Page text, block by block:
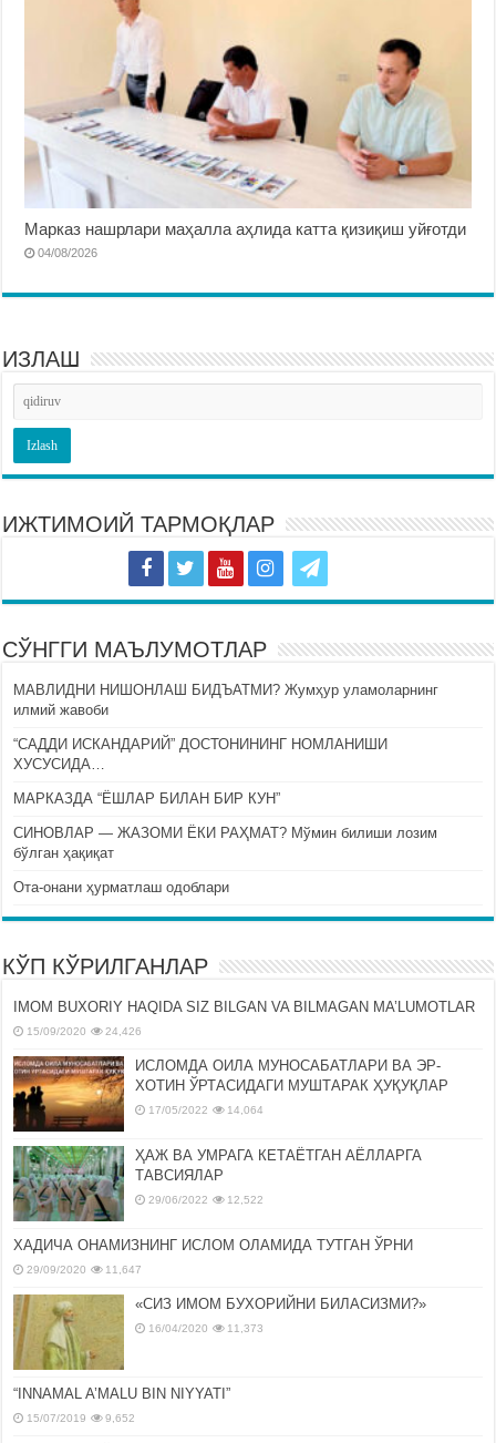
Марказ нашрлари маҳалла аҳлида катта қизиқиш уйғотди
04/08/2026
ИЗЛАШ
ИЖТИМОИЙ ТАРМОҚЛАР
СЎНГГИ МАЪЛУМОТЛАР
МАВЛИДНИ НИШОНЛАШ БИДЪАТМИ? Жумҳур уламоларнинг
илмий жавоби
“САДДИ ИСКАНДАРИЙ” ДОСТОНИНИНГ НОМЛАНИШИ
ХУСУСИДА…
МАРКАЗДА “ЁШЛАР БИЛАН БИР КУН”
СИНОВЛАР — ЖАЗОМИ ЁКИ РАҲМАТ? Мўмин билиши лозим
бўлган ҳақиқат
Ота-онани ҳурматлаш одоблари
КЎП КЎРИЛГАНЛАР
IMOM BUXORIY HAQIDA SIZ BILGAN VA BILMAGAN MA’LUMOTLAR
15/09/2020 24,426
ИСЛОМДА ОИЛА МУНОСАБАТЛАРИ ВА ЭР-
ХОТИН ЎРТАСИДАГИ МУШТАРАК ҲУҚУҚЛАР
17/05/2022 14,064
ҲАЖ ВА УМРАГА КЕТАЁТГАН АЁЛЛАРГА
ТАВСИЯЛАР
29/06/2022 12,522
ХАДИЧА ОНАМИЗНИНГ ИСЛОМ ОЛАМИДА ТУТГАН ЎРНИ
29/09/2020 11,647
«СИЗ ИМОМ БУХОРИЙНИ БИЛАСИЗМИ?»
16/04/2020 11,373
“INNAMAL A’MALU BIN NIYYATI”
15/07/2019 9,652